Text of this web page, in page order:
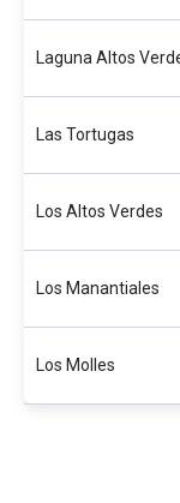
Laguna Altos
Las Tortugas
Los Altos Verdes
Los Manantiales
Los Molles